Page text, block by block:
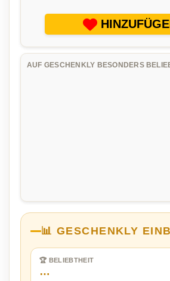
AUF GESCHENKLY BESONDERS
📊 GESCHENKLY
🏆 BELIEBTHEIT
…